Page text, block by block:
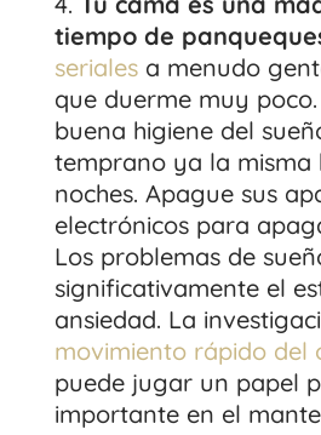
tiempo de
serialesa menudo
que duerme muy
buena higiene del
temprano ya la misma
noches. Apague sus
electrónicos para
Los problemas de
significativamente el
ansiedad. La
movimiento rápido del
puede jugar un papel
importante en el